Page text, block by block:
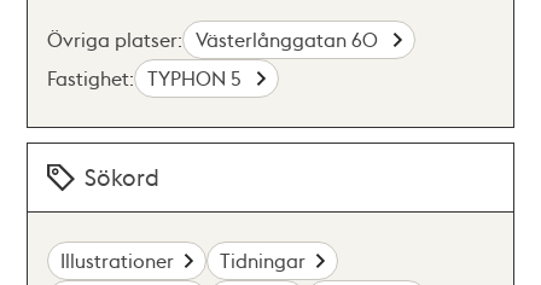
Övriga platser: Västerlånggatan 60
Fastighet: TYPHON 5
Sökord
Illustrationer
Tidningar